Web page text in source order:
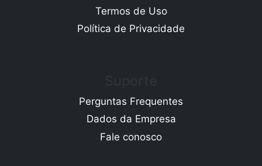
Termos de Uso
Política de Privacidade
Perguntas Frequentes
Dados da Empresa
Fale conosco